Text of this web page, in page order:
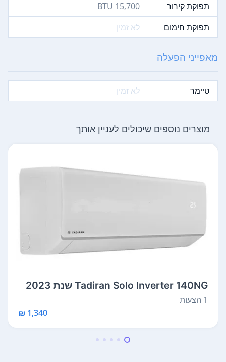
תפוקת קירור
15,700 BTU
תפוקת חימום
לא זמין
מאפייני הפעלה
טיימר לא זמין
מוצרים נוספים שיכולים לעניין אותך
Tadiran Solo Inverter 140NG שנת 2023
1 הצעות
1,340 ₪